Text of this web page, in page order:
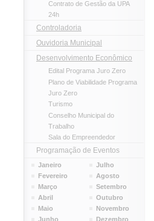
Contrato de Gestão da UPA
24h
Controladoria
Ouvidoria Municipal
Desenvolvimento Econômico
Edital Programa Juro Zero
Plano de Viabilidade Programa
Juro Zero
Turismo
Conselho Municipal do
Trabalho
Sala do Empreendedor
Programação de Eventos
Janeiro
Fevereiro
Março
Abril
Maio
Junho
Julho
Agosto
Setembro
Outubro
Novembro
Dezembro